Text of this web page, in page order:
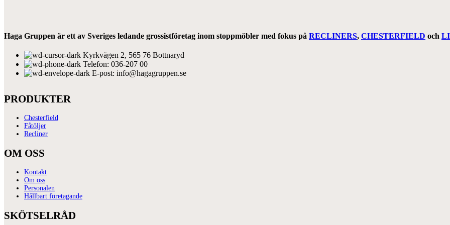
Haga Gruppen är ett av Sveriges ledande grossistföretag inom stoppmöbler med fokus på RECLINERS, CHESTERFIELD och
Kyrkvägen 2, 565 76 Bottnaryd
Telefon: 036-207 00
E-post: info@hagagruppen.se
PRODUKTER
Chesterfield
Fåtöljer
Recliner
OM OSS
Kontakt
Om oss
Personalen
Hållbart företagande
SKÖTSELRÅD